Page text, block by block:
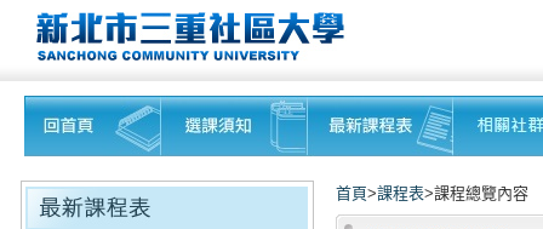
首頁>課程表>課程總覽內容